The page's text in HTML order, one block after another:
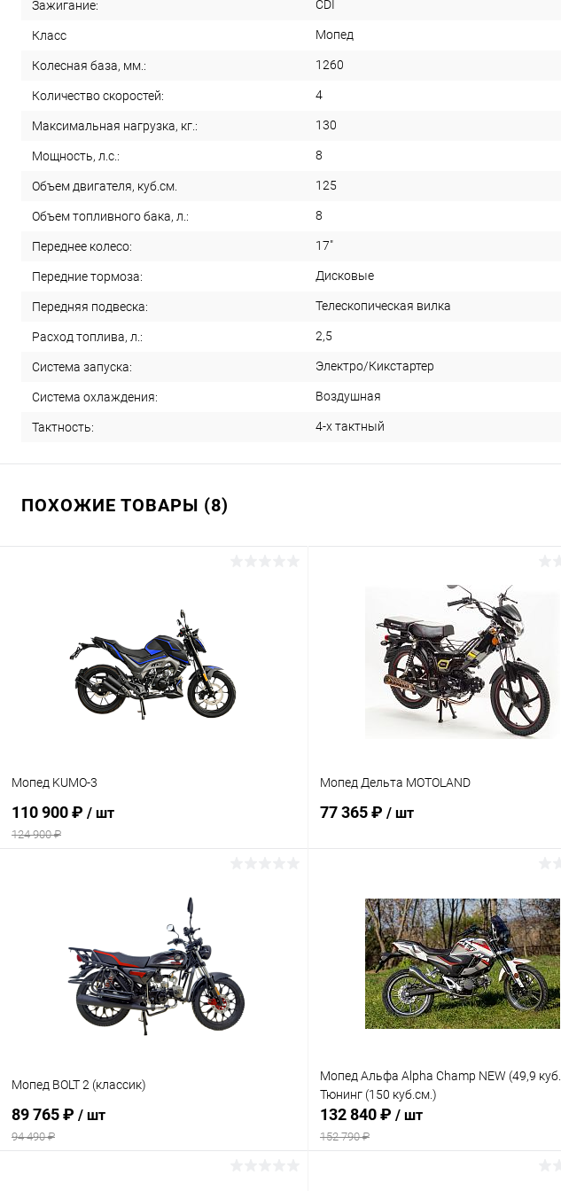
Зажигание: CDI
Класс Мопед
Колесная база, мм.: 1260
Количество скоростей: 4
Максимальная нагрузка, кг.: 130
Мощность, л.с.: 8
Объем двигателя, куб.см. 125
Объем топливного бака, л.: 8
Переднее колесо: 17"
Передние тормоза: Дисковые
Передняя подвеска: Телескопическая вилка
Расход топлива, л.: 2,5
Система запуска: Электро/Кикстартер
Система охлаждения: Воздушная
Тактность: 4-х тактный
ПОХОЖИЕ ТОВАРЫ (8)
Мопед KUMO-3
110 900 ₽ / шт
124 900 ₽
В избранное В наличии
Мопед Дельта MOTOLAND
77 365 ₽ / шт
Сравнение
В избранное В наличии
Мопед BOLT 2 (классик)
89 765 ₽ / шт
94 490 ₽
Мопед Альфа Alpha Champ NEW (49,9
Тюнинг (150 куб.см.)
132 840 ₽ / шт
152 790 ₽